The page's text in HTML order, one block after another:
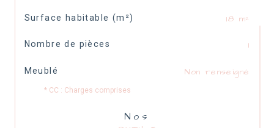
Surface habitable (m²) 18 m²
Nombre de pièces 1
Meublé Non renseigné
* CC : Charges comprises
Nos